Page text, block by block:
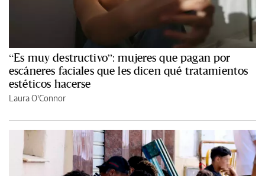
“Es muy destructivo”: mujeres que pagan por
escáneres faciales que les dicen qué tratamientos
estéticos hacerse
Laura O'Connor